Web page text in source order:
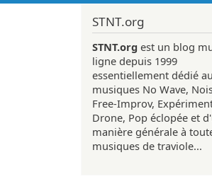
STNT.org
STNT.org est un blog
ligne depuis 1999
essentiellement dédié
musiques No Wave,
Free-Improv,
Drone, Pop éclopée et
manière générale à
musiques de traviole...